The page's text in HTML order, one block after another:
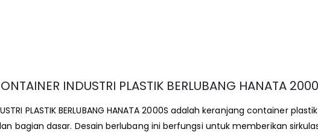
INDUSTRI PLASTIK BERLUBANG HANATA
PLASTIK BERLUBANG HANATA 2000S adalah keranjang container
bagian dasar. Desain berlubang ini berfungsi untuk memberikan